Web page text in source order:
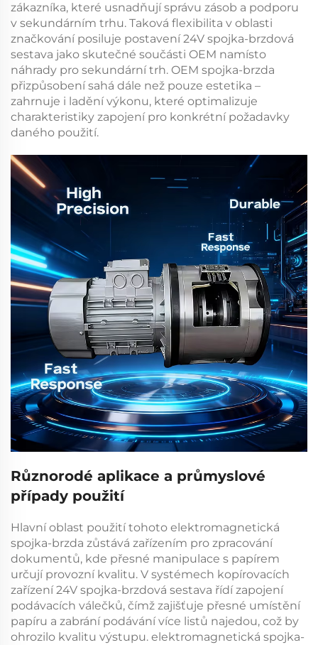
zákazníka, které usnadňují správu zásob a podporu
v sekundárním trhu. Taková flexibilita v oblasti
značkování posiluje postavení24V spojka-brzdová
sestava jako skutečné součásti OEM namísto
náhrady pro sekundární trh. OEM spojka-brzda
přizpůsobení sahá dále než pouze estetika –
zahrnuje i ladění výkonu, které optimalizuje
charakteristiky zapojení pro konkrétní požadavky
daného použití.
Různorodé aplikace a průmyslové
případy použití
Hlavní oblast použití tohoto elektromagnetická
spojka-brzda zůstává zařízením pro zpracování
dokumentů, kde přesné manipulace s papírem
určují provozní kvalitu. V systémech kopírovacích
zařízení24V spojka-brzdová sestava řídí zapojení
podávacích válečků, čímž zajišťuje přesné umístění
papíru a zabrání podávání více listů najedou, což by
ohrozilo kvalitu výstupu. elektromagnetická spojka-